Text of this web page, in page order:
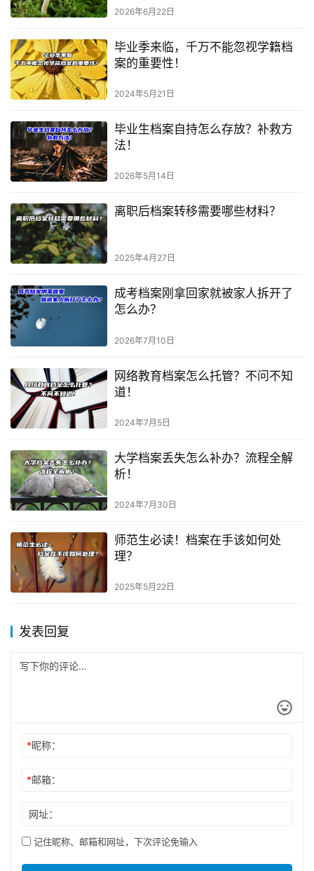
2026年6月22日
毕业季来临，千万不能忽视学籍档
案的重要性！
2024年5月21日
毕业生档案自持怎么存放？补救方
法！
2026年5月14日
离职后档案转移需要哪些材料？
2025年4月27日
成考档案刚拿回家就被家人拆开了
怎么办？
2026年7月10日
网络教育档案怎么托管？不问不知
道！
2024年7月5日
大学档案丢失怎么补办？流程全解
析！
2024年7月30日
师范生必读！档案在手该如何处
理？
2025年5月22日
发表回复
*昵称：
*邮箱：
网址：
记住昵称、邮箱和网址，下次评论免输入